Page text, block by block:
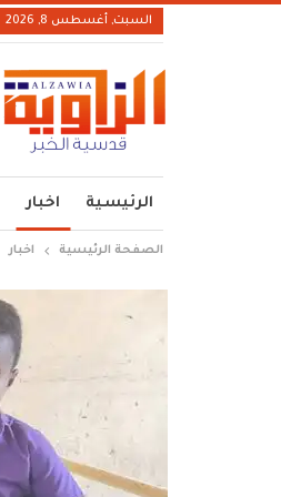
السبت, أغسطس 8, 2026
الرئيسية اخبار
الصفحة الرئيسية اخبار